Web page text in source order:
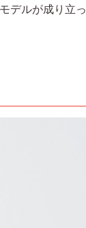
デルが成り立っ